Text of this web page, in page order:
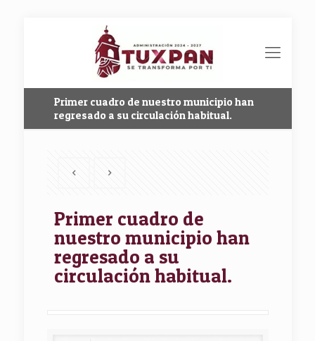
Primer cuadro de nuestro municipio han
regresado a su circulación habitual.
Primer cuadro de
nuestro municipio han
regresado a su
circulación habitual.